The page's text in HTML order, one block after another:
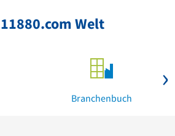
Welt
Branchenbuch